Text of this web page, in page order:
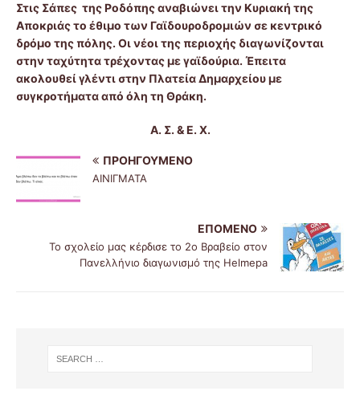
Στις Σάπες της Ροδόπης αναβιώνει την Κυριακή της
Αποκριάς το έθιμο των Γαϊδουροδρομιών σε κεντρικό
δρόμο της πόλης. Οι νέοι της περιοχής διαγωνίζονται
στην ταχύτητα τρέχοντας με γαϊδούρια. Έπειτα
ακολουθεί γλέντι στην Πλατεία Δημαρχείου με
συγκροτήματα από όλη τη Θράκη.
Α. Σ. & Ε. Χ.
ΠΡΟΗΓΟΎΜΕΝΟ
ΑΙΝΙΓΜΑΤΑ
ΕΠΌΜΕΝΟ
Το σχολείο μας κέρδισε το 2ο Βραβείο στον
Πανελλήνιο διαγωνισμό της Helmepa